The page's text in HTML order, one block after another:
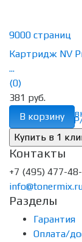
избранное
Картридж NV
...
(0)
381 руб.
В корзину
Контакты
+7 (495) 477-
Разделы
Гарантия
Оплата/